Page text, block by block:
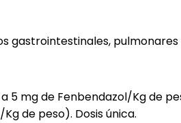
pulmonares
5 mg de Fenbendazol/Kg de
de peso). Dosis única.